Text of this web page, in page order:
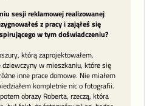
sesji reklamowej realizowanej
z pracy i zająłeś się
w tym doświadczeniu?
którą zaprojektowałem.
dziewczyny w mieszkaniu, które się
inne prace domowe. Nie miałem
kompletnie nic o fotografii.
obrazy Roberta, rzeczą, która